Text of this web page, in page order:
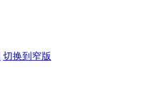
切换到窄版